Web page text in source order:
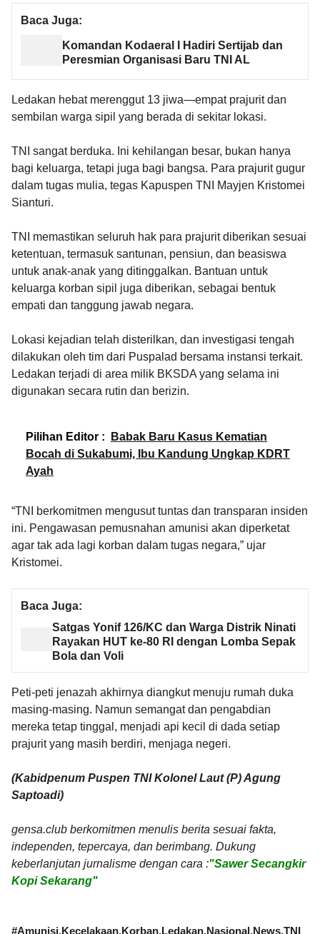
Baca Juga:
Komandan Kodaeral I Hadiri Sertijab dan
Peresmian Organisasi Baru TNI AL
Ledakan hebat merenggut 13 jiwa—empat prajurit dan
sembilan warga sipil yang berada di sekitar lokasi.
TNI sangat berduka. Ini kehilangan besar, bukan hanya
bagi keluarga, tetapi juga bagi bangsa. Para prajurit gugur
dalam tugas mulia, tegas Kapuspen TNI Mayjen Kristomei
Sianturi.
TNI memastikan seluruh hak para prajurit diberikan sesuai
ketentuan, termasuk santunan, pensiun, dan beasiswa
untuk anak-anak yang ditinggalkan. Bantuan untuk
keluarga korban sipil juga diberikan, sebagai bentuk
empati dan tanggung jawab negara.
Lokasi kejadian telah disterilkan, dan investigasi tengah
dilakukan oleh tim dari Puspalad bersama instansi terkait.
Ledakan terjadi di area milik BKSDA yang selama ini
digunakan secara rutin dan berizin.
Pilihan Editor :
Babak Baru Kasus Kematian
Bocah di Sukabumi, Ibu Kandung Ungkap KDRT
Ayah
“TNI berkomitmen mengusut tuntas dan transparan insiden
ini. Pengawasan pemusnahan amunisi akan diperketat
agar tak ada lagi korban dalam tugas negara,” ujar
Kristomei.
Baca Juga:
Satgas Yonif 126/KC dan Warga Distrik Ninati
Rayakan HUT ke-80 RI dengan Lomba Sepak
Bola dan Voli
Peti-peti jenazah akhirnya diangkut menuju rumah duka
masing-masing. Namun semangat dan pengabdian
mereka tetap tinggal, menjadi api kecil di dada setiap
prajurit yang masih berdiri, menjaga negeri.
(Kabidpenum Puspen TNI Kolonel Laut (P) Agung
Saptoadi)
gensa.club berkomitmen menulis berita sesuai fakta,
independen, tepercaya, dan berimbang. Dukung
keberlanjutan jurnalisme dengan cara :"Sawer Secangkir
Kopi Sekarang"
#Amunisi Kecelakaan Korban Ledakan Nasional News TNI